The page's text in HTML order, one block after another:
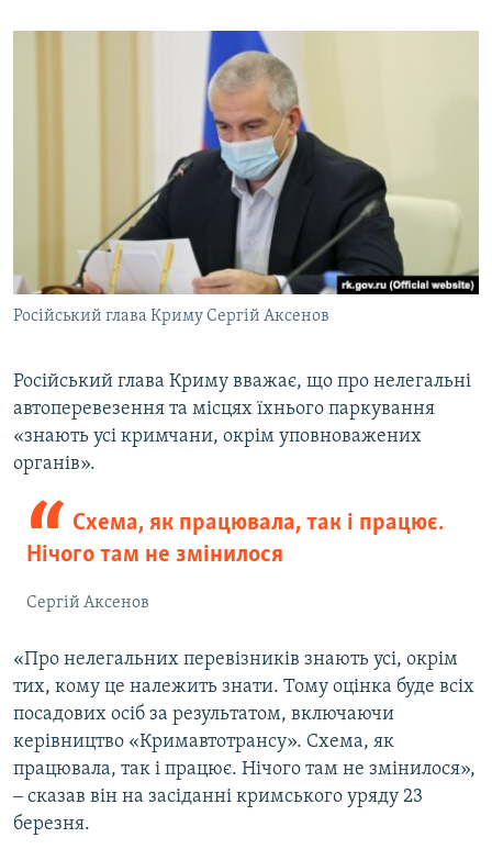
Російський глава Криму Сергій Аксенов
Російський глава Криму вважає, що про нелегальні
автоперевезення та місцях їхнього паркування
«знають усі кримчани, окрім уповноважених
органів».
Схема, як працювала, так і працює.
Нічого там не змінилося
Сергій Аксенов
«Про нелегальних перевізників знають усі, окрім
тих, кому це належить знати. Тому оцінка буде всіх
посадових осіб за результатом, включаючи
керівництво «Кримавтотрансу». Схема, як
працювала, так і працює. Нічого там не змінилося»,
‒ сказав він на засіданні кримського уряду 23
березня.